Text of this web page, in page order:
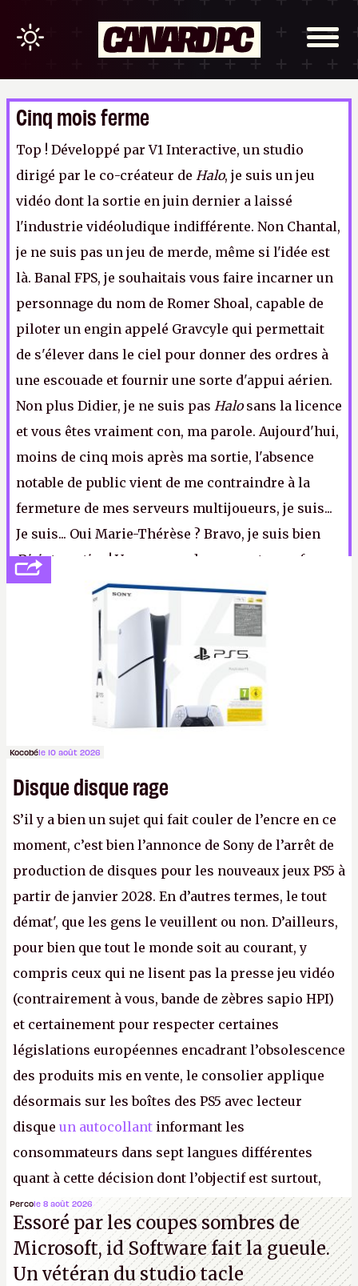
Cinq mois ferme
Top ! Développé par V1 Interactive, un studio
dirigé par le co-créateur de Halo, je suis un jeu
vidéo dont la sortie en juin dernier a laissé
l'industrie vidéoludique indifférente. Non Chantal,
je ne suis pas un jeu de merde, même si l'idée est
là. Banal FPS, je souhaitais vous faire incarner un
personnage du nom de Romer Shoal, capable de
piloter un engin appelé Gravcyle qui permettait
de s'élever dans le ciel pour donner des ordres à
une escouade et fournir une sorte d'appui aérien.
Non plus Didier, je ne suis pas Halosans la licence
et vous êtes vraiment con, ma parole. Aujourd'hui,
moins de cinq mois après ma sortie, l'absence
notable de public vient de me contraindre à la
fermeture de mes serveurs multijoueurs, je suis...
Je suis... Oui Marie-Thérèse ? Bravo, je suis bien
Disintegration
! Vous venez de remporter un free-
to-play gratuit ainsi qu'une place pour la grande
Questions pour un croupion .
Kocobéle 10 août 2026
Disque disque rage
S’il y a bien un sujet qui fait couler de l’encre en ce
moment, c’est bien l’annonce de Sony de l’arrêt de
production de disques pour les nouveaux jeux PS5 à
partir de janvier 2028. En d’autres termes, le tout
démat', que les gens le veuillent ou non. D’ailleurs,
pour bien que tout le monde soit au courant, y
compris ceux qui ne lisent pas la presse jeu vidéo
(contrairement à vous, bande de zèbres sapio HPI)
et certainement pour respecter certaines
législations européennes encadrant l’obsolescence
des produits mis en vente, le consolier applique
désormais sur les boîtes des PS5 avec lecteur
disque un autocollant informant les
consommateurs dans sept langues différentes
quant à cette décision dont l’objectif est surtout,
disons le, de faire grossir la marge de Sony et de
réduire le contrôle des joueurs sur les produits
culturels qu’ils achètent.K.
Percole 8 août 2026
Essoré par les coupes sombres de
Microsoft, id Software fait la gueule.
Un vétéran du studiotacle